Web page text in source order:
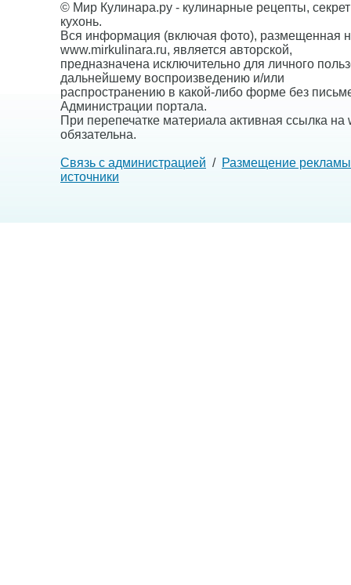
© Мир Кулинара.ру - кулинарные рецепты,
кухонь.
Вся информация (включая фото), размещенная
www.mirkulinara.ru, является авторской,
предназначена исключительно для личного
дальнейшему воспроизведению и/или
распространению в какой-либо форме без
Администрации портала.
При перепечатке материала активная ссылка на
обязательна.
Связь с администрацией / Размещение рекламы
источники